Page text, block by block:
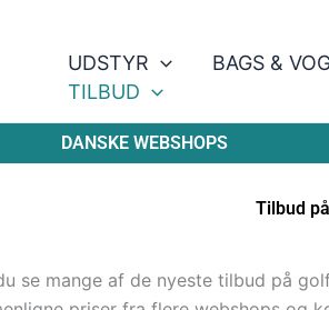
UDSTYR BAGS &
TILBUD
DANSKE WEBSHOPS
Tilbud
se mange af de nyeste tilbud på